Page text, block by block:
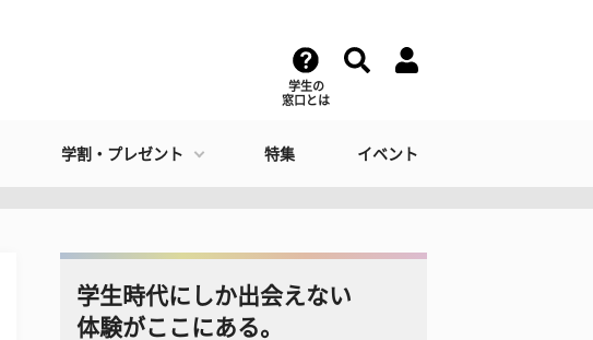
学生の
窓口とは
学割・プレゼント 特集 イベント
学生時代にしか出会えない
体験がここにある。